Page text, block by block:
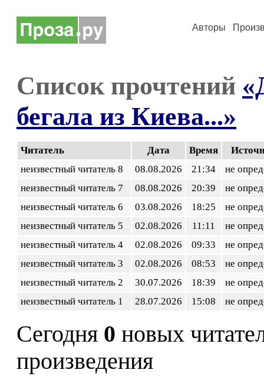
Авторы
Список прочтений
бегала из Киева...»
Читатель Дата Время
неизвестный читатель 8
08.08.2026 21:34
не
неизвестный читатель 7
08.08.2026 20:39
не
неизвестный читатель 6
03.08.2026 18:25
не
неизвестный читатель 5
02.08.2026 11:11
не
неизвестный читатель 4
02.08.2026 09:33
не
неизвестный читатель 3
02.08.2026 08:53
не
неизвестный читатель 2
30.07.2026 18:39
не
неизвестный читатель 1
28.07.2026 15:08 не
Сегодня 0 новых
произведения